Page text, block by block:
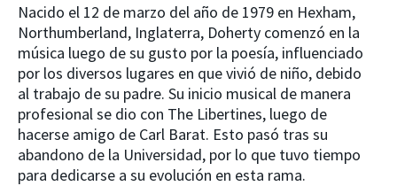
Nacido el 12 de marzo del año de 1979 en Hexham,
Northumberland, Inglaterra, Doherty comenzó en la
música luego de su gusto por la poesía, influenciado
por los diversos lugares en que vivió de niño, debido
al trabajo de su padre. Su inicio musical de manera
profesional se dio con The Libertines, luego de
hacerse amigo de Carl Barat. Esto pasó tras su
abandono de la Universidad, por lo que tuvo tiempo
para dedicarse a su evolución en esta rama.